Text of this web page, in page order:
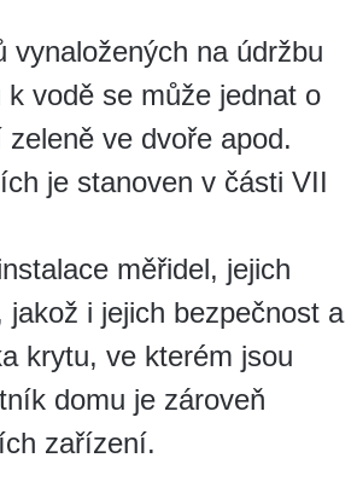
na údržbu
vodě se může jednat o
ve dvoře apod.
je stanoven v části VII
měřidel, jejich
i jejich bezpečnost a
krytu, ve kterém jsou
domu je zároveň
zařízení.